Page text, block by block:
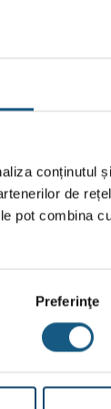
conținutul
de
pot combina
Preferinţe
reglabila